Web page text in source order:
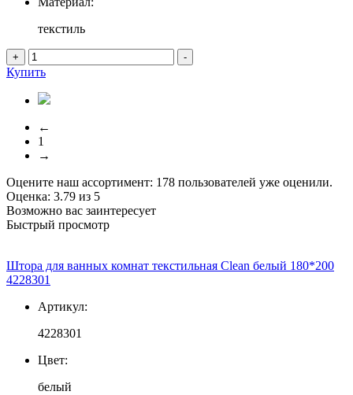
текстиль
+ -
Купить
←
1
→
Оцените наш ассортимент: 178 пользователей уже оценили.
Оценка: 3.79 из 5
Возможно вас заинтересует
Быстрый просмотр
Штора для ванных комнат текстильная Clean белый 180*200
4228301
Артикул:
4228301
Цвет:
белый